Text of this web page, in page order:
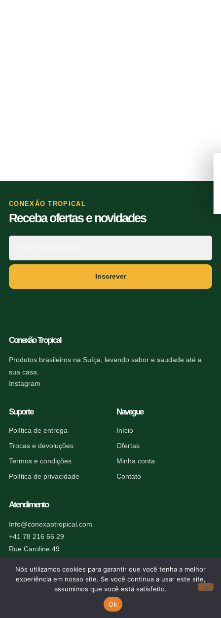
CONEXÃO TROPICAL
Receba ofertas e novidades
Inscrever
Conexão Tropical
Produtos brasileiros na Suíça, levando sabor e saudade até a
sua casa.
Instagram
Suporte
Política de entrega
Trocas e devoluções
Termos e condições
Política de privacidade
Navegue
Início
Ofertas
Minha conta
Contato
Atendimento
Info@conexaotropical.com
+41 78 216 66 29
Rue Caroline 49
© 2026 Conexão Tropical. Todos os direitos reservados.
Nós utilizamos cookies para garantir que você tenha a melhor
experiência em nosso site. Se você continua a usar este site,
assumimos que você está satisfeito.
Ok